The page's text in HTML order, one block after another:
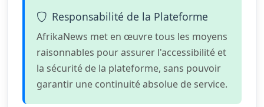
Responsabilité de la Plateforme
AfrikaNews met en œuvre tous les moyens
raisonnables pour assurer l'accessibilité et
la sécurité de la plateforme, sans pouvoir
garantir une continuité absolue de service.